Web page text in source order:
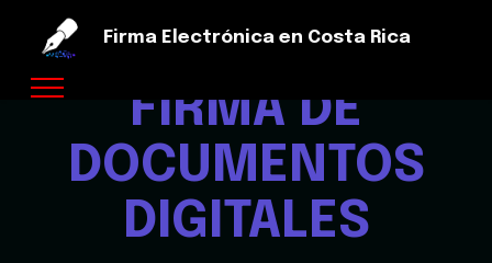
Firma Electrónica en Costa Rica
FIRMA DE
DOCUMENTOS
DIGITALES